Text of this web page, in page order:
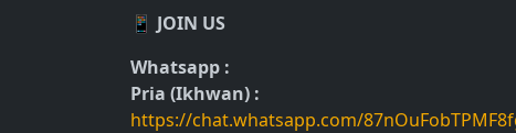
📱 JOIN US
Whatsapp :
Pria (Ikhwan) :
https://chat.whatsapp.com/